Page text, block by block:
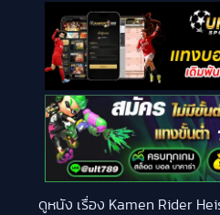
ดูหนัง เรื่อง Kamen Rider